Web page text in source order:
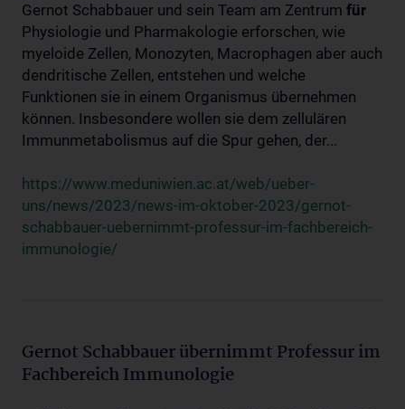
Gernot Schabbauer und sein Team am Zentrum für
Physiologie und Pharmakologie erforschen, wie
myeloide Zellen, Monozyten, Macrophagen aber auch
dendritische Zellen, entstehen und welche
Funktionen sie in einem Organismus übernehmen
können. Insbesondere wollen sie dem zellulären
Immunmetabolismus auf die Spur gehen, der...
https://www.meduniwien.ac.at/web/ueber-
uns/news/2023/news-im-oktober-2023/gernot-
schabbauer-uebernimmt-professur-im-fachbereich-
immunologie/
Gernot Schabbauer übernimmt Professur im
Fachbereich Immunologie